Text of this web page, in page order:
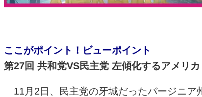
ここがポイント！ビューポイント
第27回 共和党VS民主党 左傾化するアメリ
11月2日、民主党の牙城だったバージニア